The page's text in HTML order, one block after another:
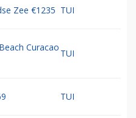
Zee €1235 TUI
Curacao
TUI
TUI